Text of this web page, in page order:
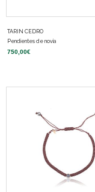
TARIN CEDRO
Pendientes de novia
750,00€